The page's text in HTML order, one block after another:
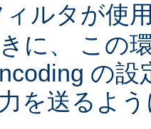
ィルタが使
に、 この
の
を送るよ